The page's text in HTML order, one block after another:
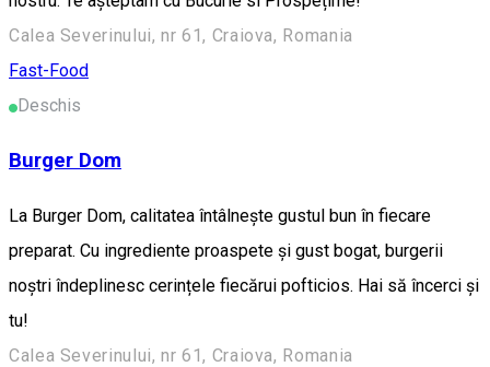
Calea Severinului, nr 61, Craiova, Romania
Fast-Food
Deschis
Burger Dom
La Burger Dom, calitatea întâlnește gustul bun în fiecare
preparat. Cu ingrediente proaspete și gust bogat, burgerii
noștri îndeplinesc cerințele fiecărui pofticios. Hai să încerci și
tu!
Calea Severinului, nr 61, Craiova, Romania